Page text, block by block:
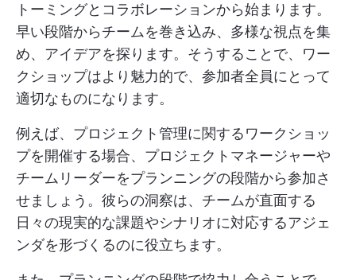
トーミングとコラボレーションから始まります。
早い段階からチームを巻き込み、多様な視点を集
め、アイデアを探ります。そうすることで、ワー
クショップはより魅力的で、参加者全員にとって
適切なものになります。
例えば、プロジェクト管理に関するワークショッ
プを開催する場合、プロジェクトマネージャーや
チームリーダーをプランニングの段階から参加さ
せましょう。彼らの洞察は、チームが直面する
日々の現実的な課題やシナリオに対応するアジェ
ンダを形づくるのに役立ちます。